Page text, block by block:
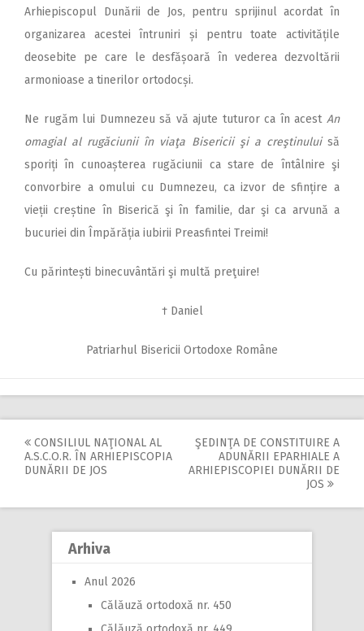
Arhiepiscopul Dunării de Jos, pentru sprijinul acordat în
organizarea acestei întruniri și pentru toate activitățile
deosebite pe care le desfășoară în vederea dezvoltării
armonioase a tinerilor ortodocși.
Ne rugăm lui Dumnezeu să vă ajute tuturor ca în acest An
omagial al rugăciunii în viaţa Bisericii şi a creştinuluisă
sporiți în cunoașterea rugăciunii ca stare de întâlnire şi
convorbire a omului cu Dumnezeu, ca izvor de sfințire a
vieții creștine în Biserică şi în familie, dar şi ca arvună a
bucuriei din Împărăția iubirii Preasfintei Treimi!
Cu părintești binecuvântări şi multă preţuire!
† Daniel
Patriarhul Bisericii Ortodoxe Române
Post
CONSILIUL NAŢIONAL AL
A.S.C.O.R. ÎN ARHIEPISCOPIA
DUNĂRII DE JOS
ŞEDINŢA DE CONSTITUIRE A
ADUNĂRII EPARHIALE A
ARHIEPISCOPIEI DUNĂRII DE
JOS
Arhiva
Anul 2026
Călăuză ortodoxă nr. 450